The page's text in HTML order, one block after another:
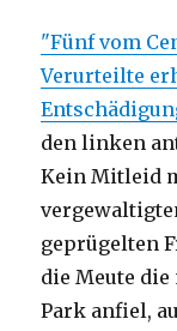
"Fünf vom
Verurteilte
den linken
Kein Mitleid
geprügelten
die Meute
Park anfiel,